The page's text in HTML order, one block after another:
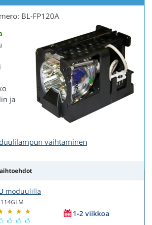
BL-FP120A
ja
vaihtaminen
moduulilla
1-2 viikkoa